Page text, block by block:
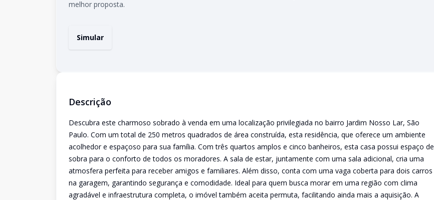
melhor proposta.
Simular
Descrição
Descubra este charmoso sobrado à venda em uma localização privilegiada no bairro Jardim Nosso Lar, São
Paulo. Com um total de 250 metros quadrados de área construída, esta residência, que oferece um ambiente
acolhedor e espaçoso para sua família. Com três quartos amplos e cinco banheiros, esta casa possui espaço de
sobra para o conforto de todos os moradores. A sala de estar, juntamente com uma sala adicional, cria uma
atmosfera perfeita para receber amigos e familiares. Além disso, conta com uma vaga coberta para dois carros
na garagem, garantindo segurança e comodidade. Ideal para quem busca morar em uma região com clima
agradável e infraestrutura completa, o imóvel também aceita permuta, facilitando ainda mais a aquisição. A